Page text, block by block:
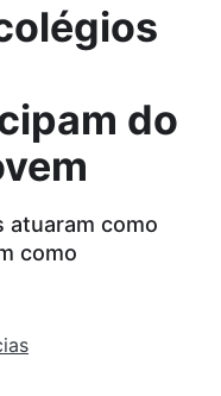
do
atuaram como
como